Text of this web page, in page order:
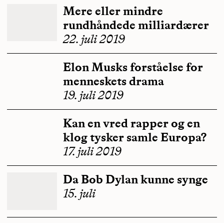
Mere eller mindre
rundhåndede milliardærer
22. juli 2019
Elon Musks forståelse for
menneskets drama
19. juli 2019
Kan en vred rapper og en
klog tysker samle Europa?
17. juli 2019
Da Bob Dylan kunne synge
15. juli